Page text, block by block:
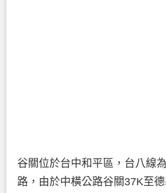
谷關位於台中和平區，台八線
路，由於中橫公路谷關37K至